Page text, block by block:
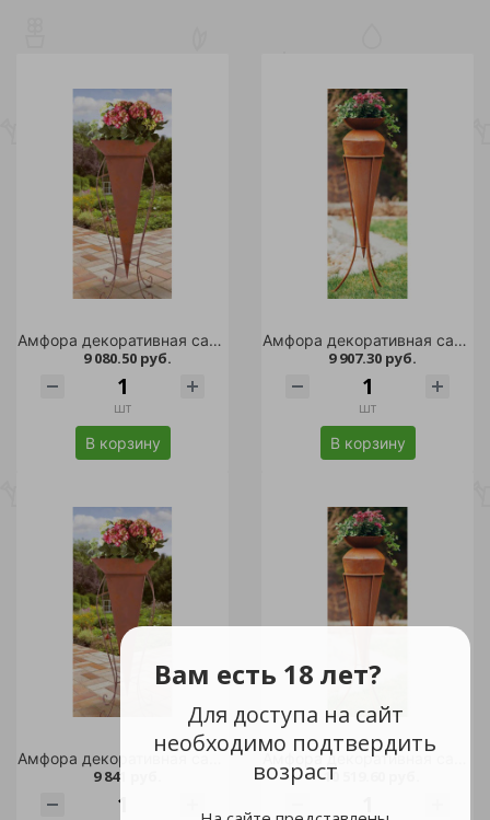
Вам есть 18 лет?
Для доступа на сайт
необходимо подтвердить
возраст
Амфора декоративная садовая АНТИК h-100см /1
9 080.50 руб.
шт
В корзину
Амфора декоративная садовая АНТИК h-120см /1
9 907.30 руб.
шт
В корзину
9 841 руб. 10 519.60 руб.